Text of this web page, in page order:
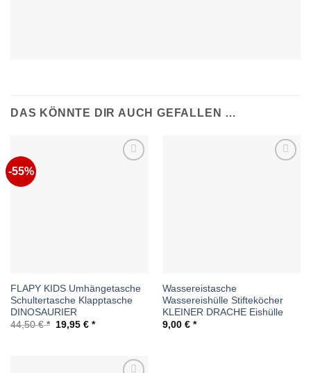
DAS KÖNNTE DIR AUCH GEFALLEN …
-55%
FLAPY KIDS Umhängetasche
Schultertasche Klapptasche
DINOSAURIER
44,50€
Ursprünglicher
19,95 € Aktueller
Wassereistasche
Wassereishülle Stifteköcher
KLEINER DRACHE Eishülle
9,00 €